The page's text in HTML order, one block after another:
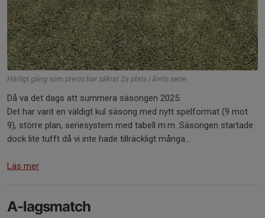
Härligt gäng som precis har säkrat 2a plats i årets serie.
Då va det dags att summera säsongen 2025.
Det har varit en väldigt kul säsong med nytt spelformat (9 mot
9), större plan, seriesystem med tabell m.m. Säsongen startade
dock lite tufft då vi inte hade tillräckligt många...
Läs mer
A-lagsmatch